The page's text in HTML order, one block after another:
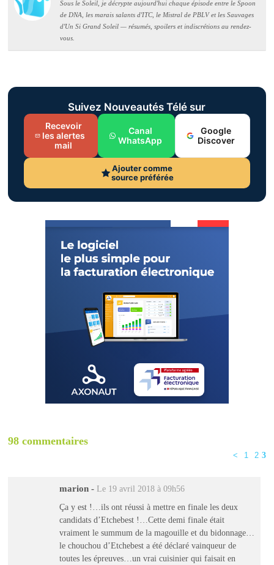
Sous le Soleil, je décrypte aujourd'hui chaque épisode entre le Spoon
de DNA, les marais salants d'ITC, le Mistral de PBLV et les Sauvages
d'Un Si Grand Soleil — résumés, spoilers et indiscrétions au rendez-
vous.
Suivez Nouveautés Télé sur
Recevoir
les alertes
mail
Canal
WhatsApp
Google
Discover
Ajouter comme
source préférée
98 commentaires
< 1 2 3
marion - Le 19 avril 2018 à 09h56
Ça y est !…ils ont réussi à mettre en finale les deux
candidats d’Etchebest !…Cette demi finale était
vraiment le summum de la magouille et du bidonnage…
le chouchou d’Etchebest a été déclaré vainqueur de
toutes les épreuves…un vrai cuisinier qui faisait en